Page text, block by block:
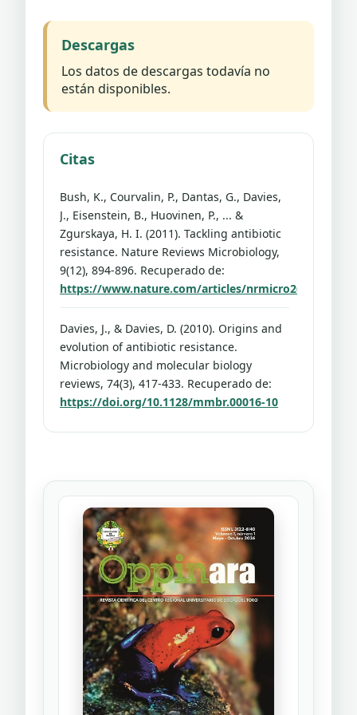
Descargas
Los datos de descargas todavía no
están disponibles.
Citas
Bush, K., Courvalin, P., Dantas, G., Davies,
J., Eisenstein, B., Huovinen, P., ... &
Zgurskaya, H. I. (2011). Tackling antibiotic
resistance. Nature Reviews Microbiology,
9(12), 894-896. Recuperado de:
https://www.nature.com/articles/nrmicro2693
Davies, J., & Davies, D. (2010). Origins and
evolution of antibiotic resistance.
Microbiology and molecular biology
reviews, 74(3), 417-433. Recuperado de:
https://doi.org/10.1128/mmbr.00016-10
bootstrap. evolution, 39(4), 783-791.
Recuperado de:
https://doi.org/10.2307/2408678
Kumar, S., Stecher, G., Suleski, M.,
Sanderford, M., Sharma, S., & Tamura, K.
(2024). MEGA12: Molecular Evolutionary
Genetic Analysis version 12 for adaptive
and green computing. Molecular Biology
and Evolution, 41(12), msae263.
Recuperado de:
https://doi.org/10.1093/molbev/msae263